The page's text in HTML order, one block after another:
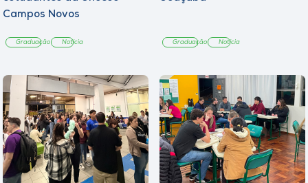
Campos Novos
Graduação Notícia Graduação Notícia